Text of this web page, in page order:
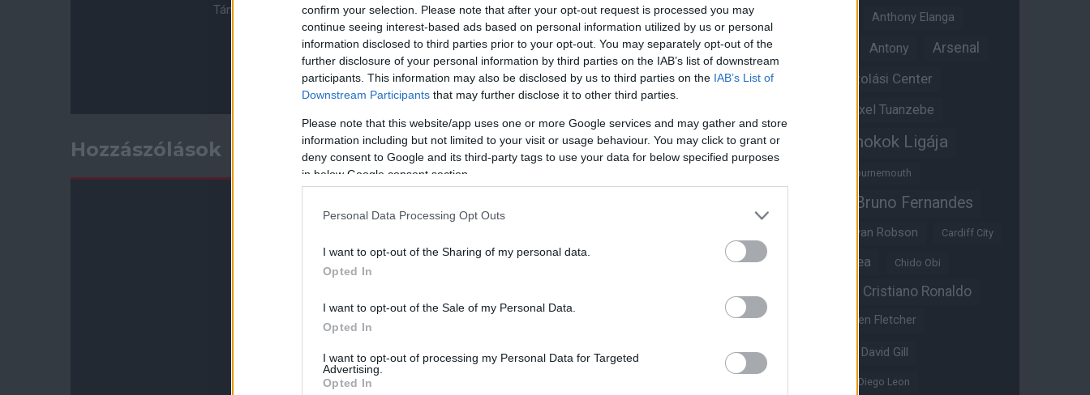
confirm your selection. Please note that after your opt-out request is processed you may
continue seeing interest-based ads based on personal information utilized by us or personal
information disclosed to third parties prior to your opt-out. You may separately opt-out of the
further disclosure of your personal information by third parties on the IAB’s list of downstream
participants. This information may also be disclosed by us to third parties on the IAB’s List of
Downstream Participants that may further disclose it to other third parties.
Please note that this website/app uses one or more Google services and may gather and store
information including but not limited to your visit or usage behaviour. You may click to grant or
deny consent to Google and its third-party tags to use your data for below specified purposes
in below Google consent section.
Personal Data Processing Opt Outs
I want to opt-out of the Sharing of my personal data.
Opted In
I want to opt-out of the Sale of my Personal Data.
Opted In
I want to opt-out of processing my Personal Data for Targeted
Advertising.
Opted In
Támogasd adományoddal a ManUtdFanatics.hu működését!
Hozzászólások
Angol válogatott Anthony Elanga
Anthony Martial Antony Arsenal
Aston Villa Átigazolási Center
Axel Tuanzebe
Ayden Heaven Bajnokok Ligája
Bournemouth
Bruno Fernandes
Bryan Robson Cardiff City
Casemiro Chelsea Chido Obi
Cristiano Ronaldo
Crystal Palace Darren Fletcher
David De Gea David Gill
Diego Leon